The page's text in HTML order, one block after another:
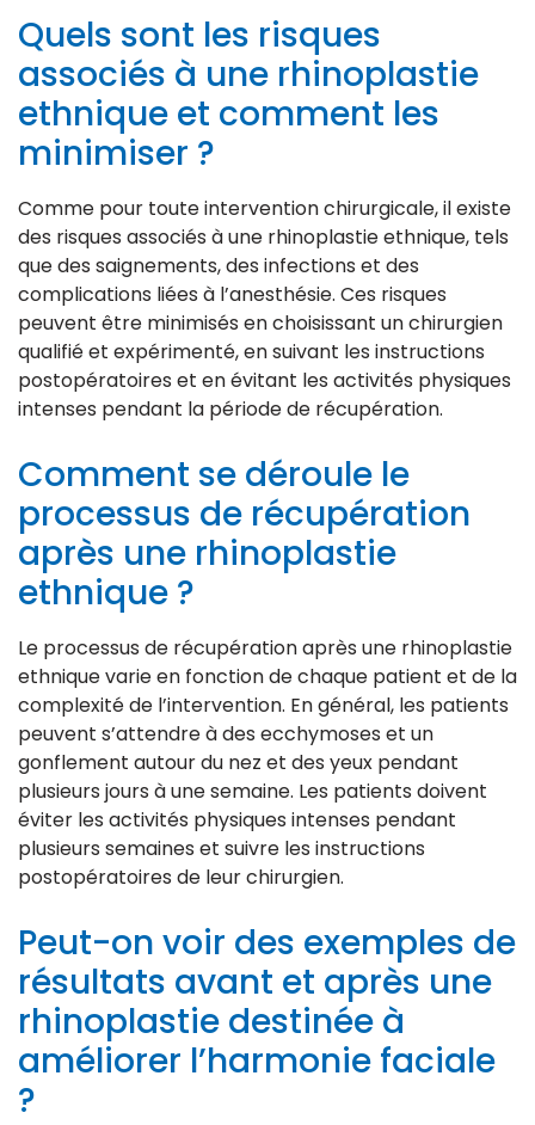
Quels sont les risques
associés à une rhinoplastie
ethnique et comment les
minimiser ?
Comme pour toute intervention chirurgicale, il existe
des risques associés à une rhinoplastie ethnique, tels
que des saignements, des infections et des
complications liées à l’anesthésie. Ces risques
peuvent être minimisés en choisissant un chirurgien
qualifié et expérimenté, en suivant les instructions
postopératoires et en évitant les activités physiques
intenses pendant la période de récupération.
Comment se déroule le
processus de récupération
après une rhinoplastie
ethnique ?
Le processus de récupération après une rhinoplastie
ethnique varie en fonction de chaque patient et de la
complexité de l’intervention. En général, les patients
peuvent s’attendre à des ecchymoses et un
gonflement autour du nez et des yeux pendant
plusieurs jours à une semaine. Les patients doivent
éviter les activités physiques intenses pendant
plusieurs semaines et suivre les instructions
postopératoires de leur chirurgien.
Peut-on voir des exemples de
résultats avant et après une
rhinoplastie destinée à
améliorer l’harmonie faciale
?